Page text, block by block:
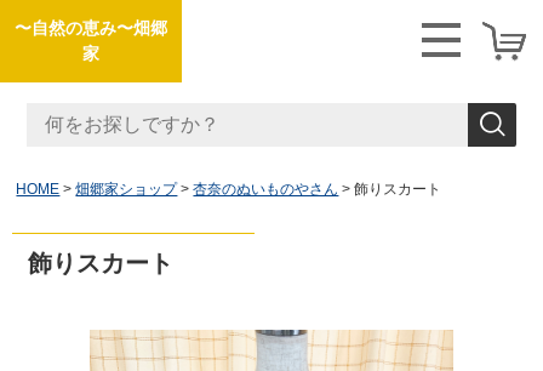
〜自然の恵み〜畑郷
家
HOME 畑郷家ショップ 杏奈のぬいものやさん 飾りスカート
飾りスカート